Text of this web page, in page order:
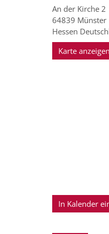
An der Kirche 2
64839 Münster
Hessen
Karte anzeigen
In Kalender